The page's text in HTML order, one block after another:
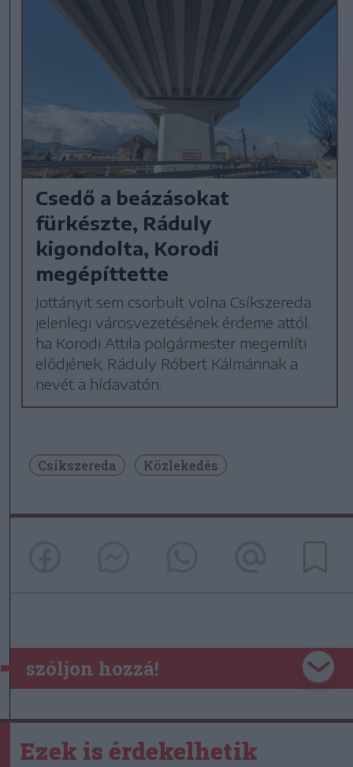
Csedő a beázásokat
fürkészte, Ráduly
kigondolta, Korodi
megépíttette
Jottányit sem csorbult volna Csíkszereda
jelenlegi városvezetésének érdeme attól,
ha Korodi Attila polgármester megemlíti
elődjének, Ráduly Róbert Kálmánnak a
nevét a hídavatón.
Csíkszereda Közlekedés
szóljon hozzá!
Ezek is érdekelhetik